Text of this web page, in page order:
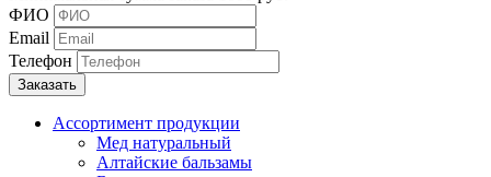
ФИО
Email
Телефон
Ассортимент продукции
Мед натуральный
Алтайские бальзамы